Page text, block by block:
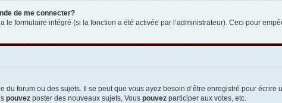
de me connecter?
le formulaire intégré (si la fonction a été activée par l’administrateur). Ceci pour
forum ou des sujets. Il se peut que vous ayez besoin d’être enregistré pour
pouvez poster des nouveaux sujets, Vous pouvez participer aux votes, etc.